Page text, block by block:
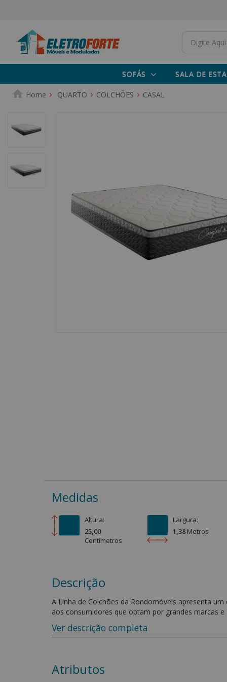
SOFÁS SALA DE
QUARTO COLCHÕES CASAL
Medidas
Altura:
25,00
Centímetros
Largura:
1,38 Metros
Descrição
A Linha de Colchões da Rondomóveis apresenta
aos consumidores que optam por grandes marcas
mercado. Seu design arrojado e atual é composto
para fazer das suas noites tranquilas e agradáveis.
- Molas ensacadas individualmente, média de 186
- Malha 100% em microfibra de poliéster, com toque
Ver descrição completa
Atributos